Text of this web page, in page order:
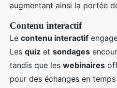
augmentant ainsi la portée
Contenu interactif
Le contenu interactif
Les quiz et sondages
tandis que les webinaires
pour des échanges en